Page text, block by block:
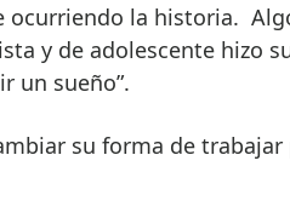
ocurriendo la historia.
y de adolescente hizo
un sueño”.
su forma de trabajar